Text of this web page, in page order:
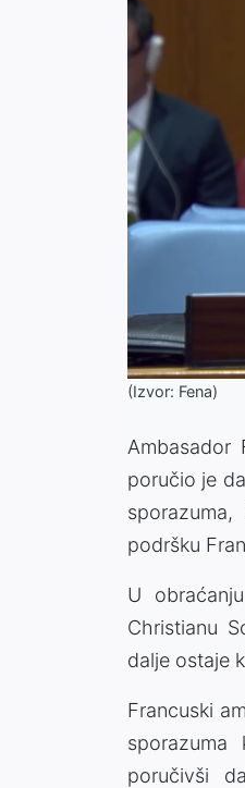
(Izvor: Fena)
Ambasador
poručio je
podršku
U
Christianu
dalje ostaje
Francuski
sporazuma
poručivši